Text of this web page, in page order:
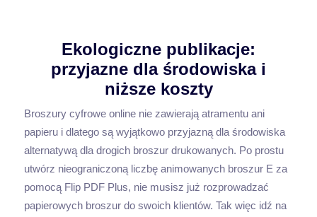
Ekologiczne publikacje:
przyjazne dla środowiska i
niższe koszty
Broszury cyfrowe online nie zawierają atramentu ani
papieru i dlatego są wyjątkowo przyjazną dla środowiska
alternatywą dla drogich broszur drukowanych. Po prostu
utwórz nieograniczoną liczbę animowanych broszur E za
pomocą Flip PDF Plus, nie musisz już rozprowadzać
papierowych broszur do swoich klientów. Tak więc idź na